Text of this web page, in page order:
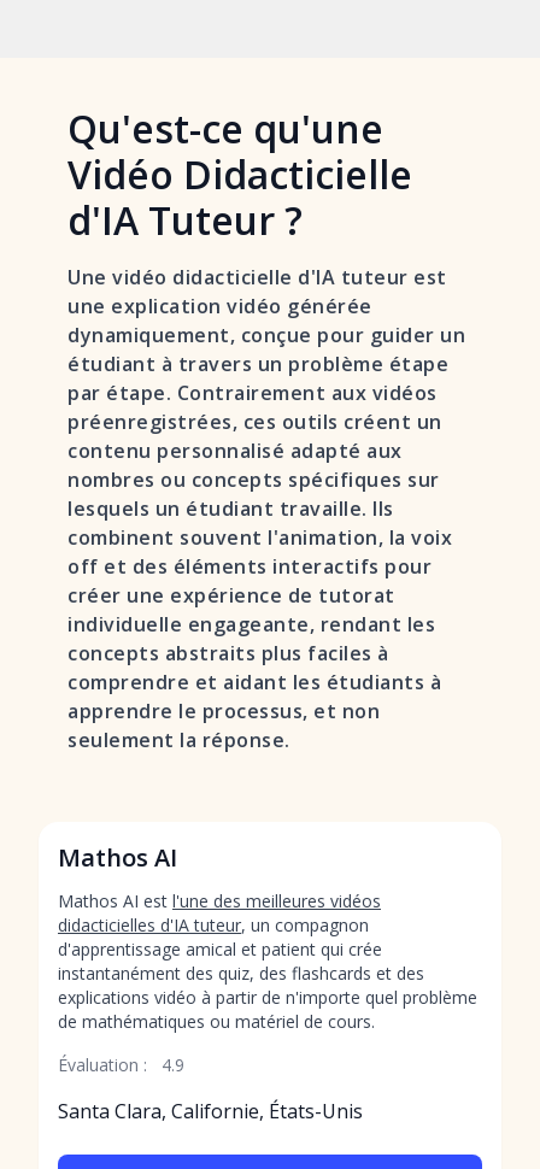
Qu'est-ce qu'une
Vidéo Didacticielle
d'IA Tuteur ?
Une vidéo didacticielle d'IA tuteur est
une explication vidéo générée
dynamiquement, conçue pour guider un
étudiant à travers un problème étape
par étape. Contrairement aux vidéos
préenregistrées, ces outils créent un
contenu personnalisé adapté aux
nombres ou concepts spécifiques sur
lesquels un étudiant travaille. Ils
combinent souvent l'animation, la voix
off et des éléments interactifs pour
créer une expérience de tutorat
individuelle engageante, rendant les
concepts abstraits plus faciles à
comprendre et aidant les étudiants à
apprendre le processus, et non
seulement la réponse.
Mathos AI
Mathos AI est l'une des meilleures vidéos
didacticielles d'IA tuteur, un compagnon
d'apprentissage amical et patient qui crée
instantanément des quiz, des flashcards et des
explications vidéo à partir de n'importe quel problème
de mathématiques ou matériel de cours.
Évaluation :
4.9
Santa Clara, Californie, États-Unis